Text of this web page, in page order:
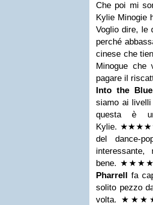
Che poi mi
Kylie Minogie
Voglio dire, le
perché
cinese che
Minogue che
pagare il
Into the
siamo ai livelli
questa è
Kylie. ★★★★
del dance-
bene. ★★★ ★
Pharrell fa
solito pezzo
volta. ★★★